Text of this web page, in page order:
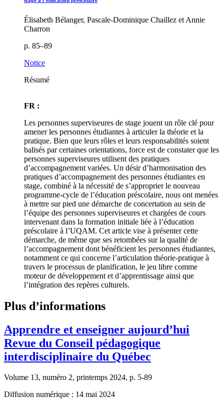
Élisabeth Bélanger, Pascale-Dominique Chaillez et Annie
Charron
p. 85–89
Notice
Résumé
FR :
Les personnes superviseures de stage jouent un rôle clé pour
amener les personnes étudiantes à articuler la théorie et la
pratique. Bien que leurs rôles et leurs responsabilités soient
balisés par certaines orientations, force est de constater que les
personnes superviseures utilisent des pratiques
d’accompagnement variées. Un désir d’harmonisation des
pratiques d’accompagnement des personnes étudiantes en
stage, combiné à la nécessité de s’approprier le nouveau
programme-cycle de l’éducation préscolaire, nous ont menées
à mettre sur pied une démarche de concertation au sein de
l’équipe des personnes superviseures et chargées de cours
intervenant dans la formation initiale liée à l’éducation
préscolaire à l’UQAM. Cet article vise à présenter cette
démarche, de même que ses retombées sur la qualité de
l’accompagnement dont bénéficient les personnes étudiantes,
notamment ce qui concerne l’articulation théorie-pratique à
travers le processus de planification, le jeu libre comme
moteur de développement et d’apprentissage ainsi que
l’intégration des repères culturels.
Plus d’informations
Apprendre et enseigner aujourd’hui
Revue du Conseil pédagogique
interdisciplinaire du Québec
Volume 13, numéro 2, printemps 2024, p. 5-89
Diffusion numérique : 14 mai 2024